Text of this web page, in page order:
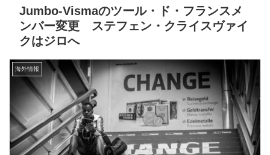
Jumbo-Vismaのツール・ド・フランスメ
ンバー変更 ステフェン・クライスヴァイ
クはジロへ
海外情報